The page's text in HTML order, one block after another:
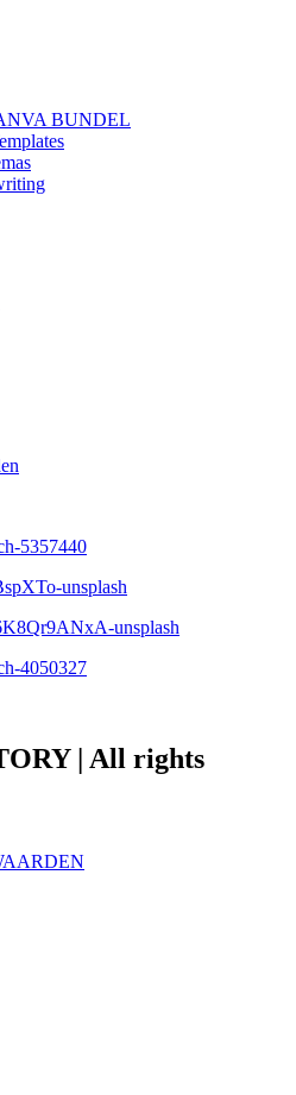
BUNDEL
| All rights